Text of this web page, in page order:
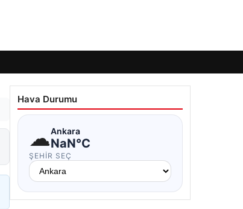
Hava Durumu
☁Ankara
NaN°C
ŞEHIR SEÇ